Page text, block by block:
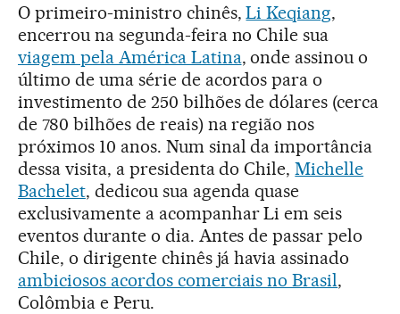
O primeiro-ministro chinês,Li Keqiang,
encerrou na segunda-feira no Chile sua
viagem pela América Latina, onde assinou o
último de uma série de acordos para o
investimento de 250 bilhões de dólares (cerca
de 780 bilhões de reais) na região nos
próximos 10 anos. Num sinal da importância
dessa visita, a presidenta do Chile,Michelle
Bachelet, dedicou sua agenda quase
exclusivamente a acompanhar Li em seis
eventos durante o dia. Antes de passar pelo
Chile, o dirigente chinês já havia assinado
ambiciosos acordos comerciais no Brasil,
Colômbia e Peru.